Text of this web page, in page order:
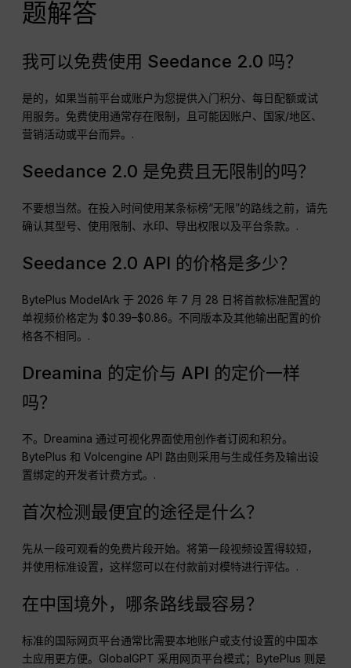
题解答
我可以免费使用 Seedance 2.0 吗？
是的，如果当前平台或账户为您提供入门积分、每日配额或试
用服务。免费使用通常存在限制，且可能因账户、国家/地区、
营销活动或平台而异。.
Seedance 2.0 是免费且无限制的吗？
不要想当然。在投入时间使用某条标榜“无限”的路线之前，请先
确认其型号、使用限制、水印、导出权限以及平台条款。.
Seedance 2.0 API 的价格是多少？
BytePlus ModelArk 于 2026 年 7 月 28 日将首款标准配置的
单视频价格定为 $0.39–$0.86。不同版本及其他输出配置的价
格各不相同。.
Dreamina 的定价与 API 的定价一样
吗？
不。Dreamina 通过可视化界面使用创作者订阅和积分。
BytePlus 和 Volcengine API 路由则采用与生成任务及输出设
置绑定的开发者计费方式。.
首次检测最便宜的途径是什么？
先从一段可观看的免费片段开始。将第一段视频设置得较短，
并使用标准设置，这样您可以在付款前对模特进行评估。.
在中国境外，哪条路线最容易？
标准的国际网页平台通常比需要本地账户或支付设置的中国本
土应用更方便。GlobalGPT 采用网页平台模式；BytePlus 则是